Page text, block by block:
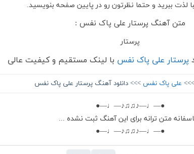
لذت ببرید و حتما نظرتون رو در پایین صفحه بنویسید.
متن آهنگ پرستار علی پاک نفس :
پرستار
پرستار علی پاک نفس با لینک مستقیم و کیفیت عالی
>>> علی پاک نفس>>> دانلود آهنگ پرستار علی پاک نفس
●—♩—♪♫♫♪—♩—●
متن ترانه برای این آهنگ ثبت نشده ...
●—♩—♪♫♫♪—♩—●